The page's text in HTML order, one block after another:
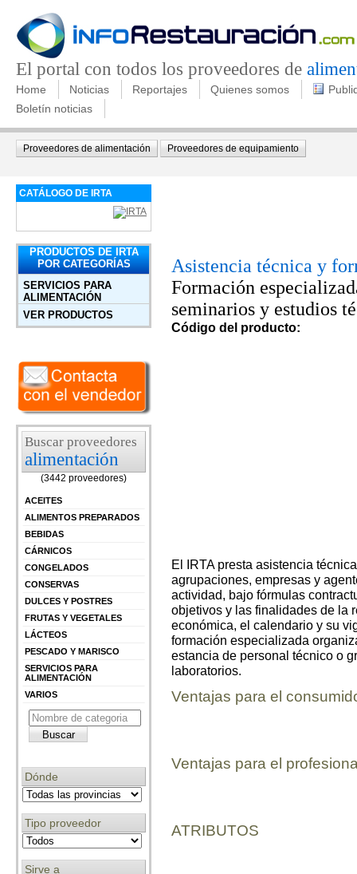
El portal con todos los proveedores de
Home Noticias Reportajes Quienes somos
Boletín noticias
Proveedores de alimentación Proveedores de equipamiento
CATÁLOGO DE IRTA
PRODUCTOS DE IRTA
POR CATEGORÍAS
SERVICIOS PARA
ALIMENTACIÓN
VER PRODUCTOS
Buscar proveedores
alimentación
(3442 proveedores)
ACEITES
ALIMENTOS PREPARADOS
BEBIDAS
CÁRNICOS
CONGELADOS
CONSERVAS
DULCES Y POSTRES
FRUTAS Y VEGETALES
LÁCTEOS
PESCADO Y MARISCO
SERVICIOS PARA
ALIMENTACIÓN
VARIOS
Dónde
Tipo proveedor
Sirve a
Asistencia técnica y
Formación
seminarios y estudios
Código del producto:
El IRTA presta asistencia
agrupaciones, empresas y
actividad, bajo fórmulas
objetivos y las finalidades de la
económica, el calendario y su
formación especializada
estancia de personal técnico o
laboratorios.
Ventajas para el
Ventajas para el
ATRIBUTOS